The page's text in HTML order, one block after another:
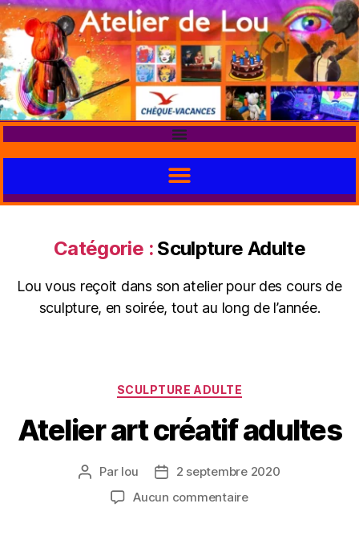
Catégorie : Sculpture Adulte
Lou vous reçoit dans son atelier pour des cours de
sculpture, en soirée, tout au long de l’année.
SCULPTURE ADULTE
Atelier art créatif adultes
Par lou
2 septembre 2020
Aucun commentaire